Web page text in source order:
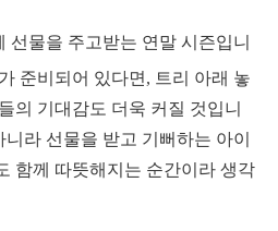
선물을 주고받는 연말 시즌입니
준비되어 있다면, 트리 아래 놓
의 기대감도 더욱 커질 것입니
라 선물을 받고 기뻐하는 아이
함께 따뜻해지는 순간이라 생각